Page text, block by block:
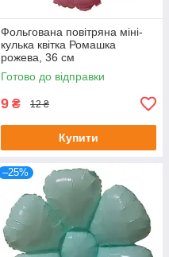
Фольгована повітряна міні-
кулька квітка Ромашка
рожева, 36 см
Готово до відправки
9 ₴ 12 ₴
Купити
–25%